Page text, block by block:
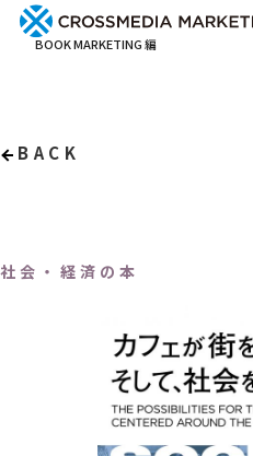
BOOK MARKETING 編
BACK
社会・経済の本